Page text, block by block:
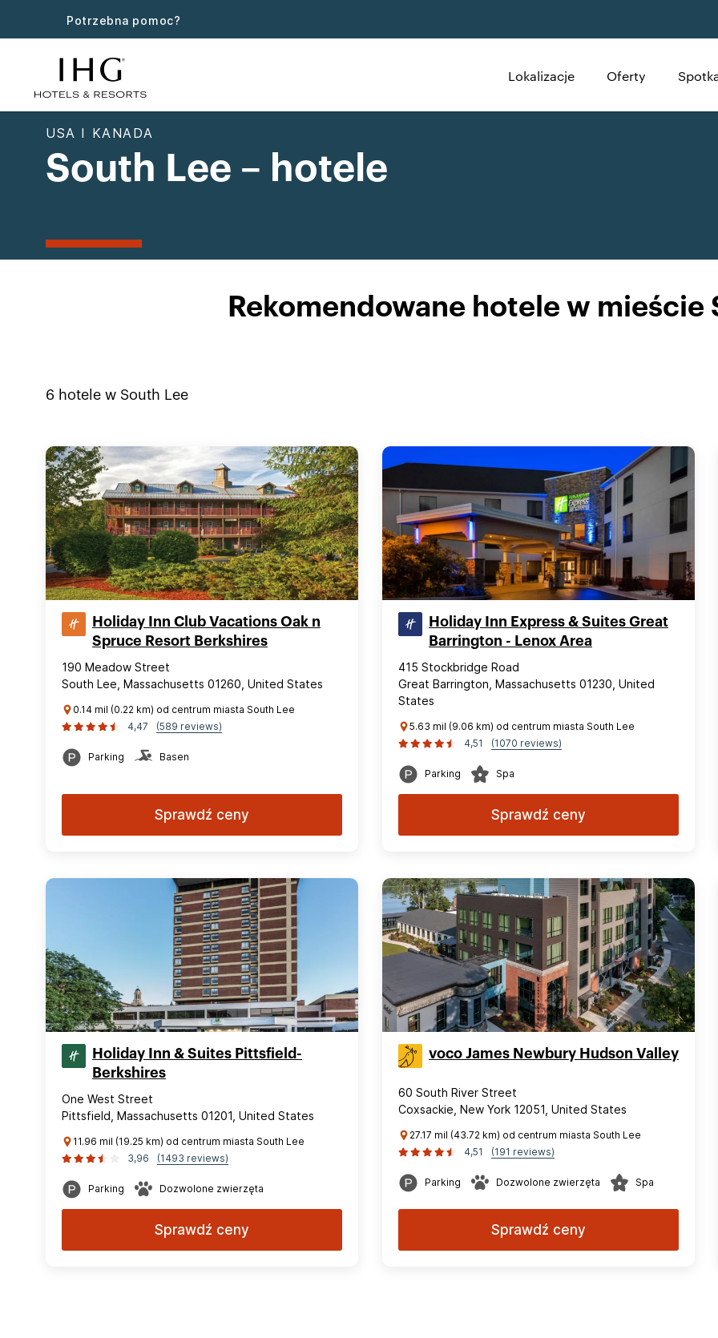
Potrzebna pomoc?
Lokalizacje Oferty
USA I KANADA
South Lee – hotele
Rekomendowane hotele w mieście
6 hotele w South Lee
Holiday Inn Club Vacations Oak n
Spruce Resort Berkshires
190 Meadow Street
South Lee, Massachusetts 01260, United States
0.14 mil (0.22 km) od centrum miasta South Lee
4,47
(589 reviews)
Parking Basen
Sprawdź ceny
Holiday Inn Express & Suites Great
Barrington - Lenox Area
415 Stockbridge Road
Great Barrington, Massachusetts 01230, United
States
5.63 mil (9.06 km) od centrum miasta South Lee
4,51
(1070 reviews)
Parking Spa
Sprawdź ceny
Holiday Inn & Suites Pittsfield-
Berkshires
One West Street
Pittsfield, Massachusetts 01201, United States
11.96 mil (19.25 km) od centrum miasta South Lee
3,96
(1493 reviews)
Parking Dozwolone zwierzęta
Sprawdź ceny
voco James Newbury Hudson Valley
60 South River Street
Coxsackie, New York 12051, United States
27.17 mil (43.72 km) od centrum miasta South Lee
4,51
(191 reviews)
Parking Dozwolone zwierzęta Spa
Sprawdź ceny